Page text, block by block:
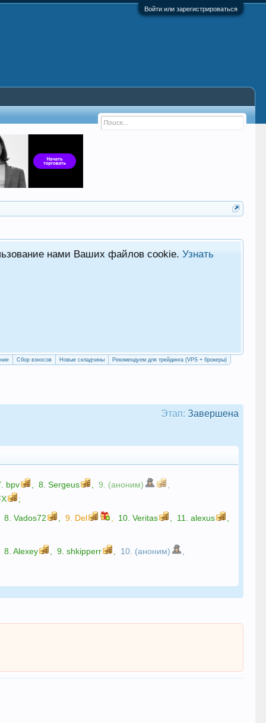
Войти или зарегистрироваться
нами Ваших файлов cookie.Узнать
Сбор взносов Новые складчины Рекомендуем для трейдинга (VPS + брокеры)
Этап: Завершена
bpv 8.Sergeus 9. (аноним)
;
8.Vados72 9. Del 10.Veritas 11.alexus
8.Alexey 9.shkipperr 10. (аноним)